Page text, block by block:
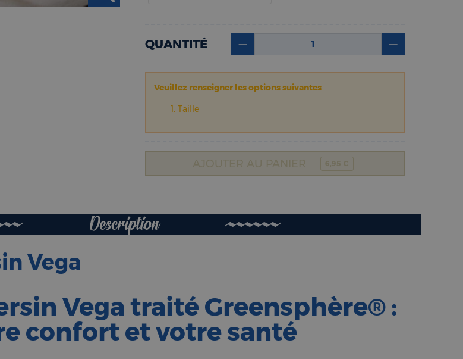
QUANTITÉ
Veuillez renseigner les options suivantes
Taille
AJOUTER AU PANIER 6,95 €
Description
Vega
Vega traité Greensphère® :
confort et votre santé